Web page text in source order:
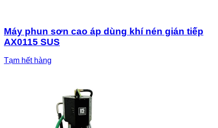
Máy phun sơn cao áp dùng khí nén gián tiếp
AX0115 SUS
Tạm hết hàng